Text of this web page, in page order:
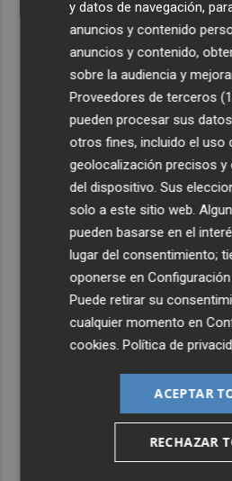
y datos de navegación,
anuncios y contenido
anuncios y contenido,
sobre la audiencia y
Proveedores de terceros
pueden procesar sus
otros fines, incluido el uso
geolocalización precisos
del dispositivo. Sus
solo a este sitio web.
pueden basarse en el
lugar del consentimiento;
oponerse en
Puede retirar su
cualquier momento en
cookies .Política de
ACEPTAR
RECHAZAR